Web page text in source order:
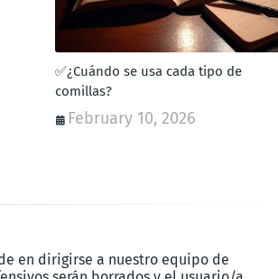
✅¿Cuándo se usa cada tipo de
comillas?
February 10, 2026
en dirigirse a nuestro equipo de